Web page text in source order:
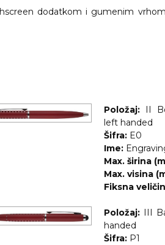
dodatkom i gumenim
Položaj:
II
left handed
Šifra: E0
Ime:
Max. širina
Max. visina
Fiksna
Položaj: III
handed
Šifra: P1